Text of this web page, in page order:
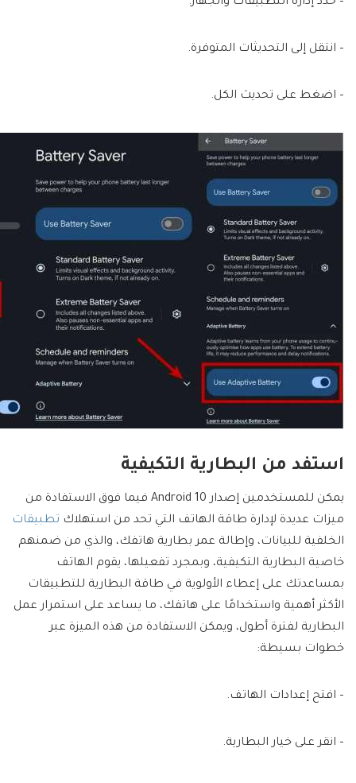
– حدد إدارة التطبيقات والجهاز.
– انتقل إلى التحديثات المتوفرة.
– اضغط على تحديث الكل.
استفد من البطارية التكيفية
يمكن للمستخدمين إصدار Android 10 فيما فوق الاستفادة من
ميزات عديدة لإدارة طاقة الهاتف التي تحد من استهلاك تطبيقات
الخلفية للبيانات، وإطالة عمر بطارية هاتفك، والذي من ضمنهم
خاصية البطارية التكيفية، وبمجرد تفعيلها، يقوم الهاتف
بمساعدتك على إعطاء الأولوية في طاقة البطارية للتطبيقات
الأكثر أهمية واستخدامًا على هاتفك، ما يساعد على استمرار عمل
البطارية لفترة أطول، ويمكن الاستفادة من هذه الميزة عبر
خطوات بسيطة:
– افتح إعدادات الهاتف.
– انقر على خيار البطارية.